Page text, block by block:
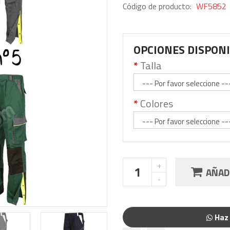
Código de producto: WF5852
OPCIONES
Talla
Colores